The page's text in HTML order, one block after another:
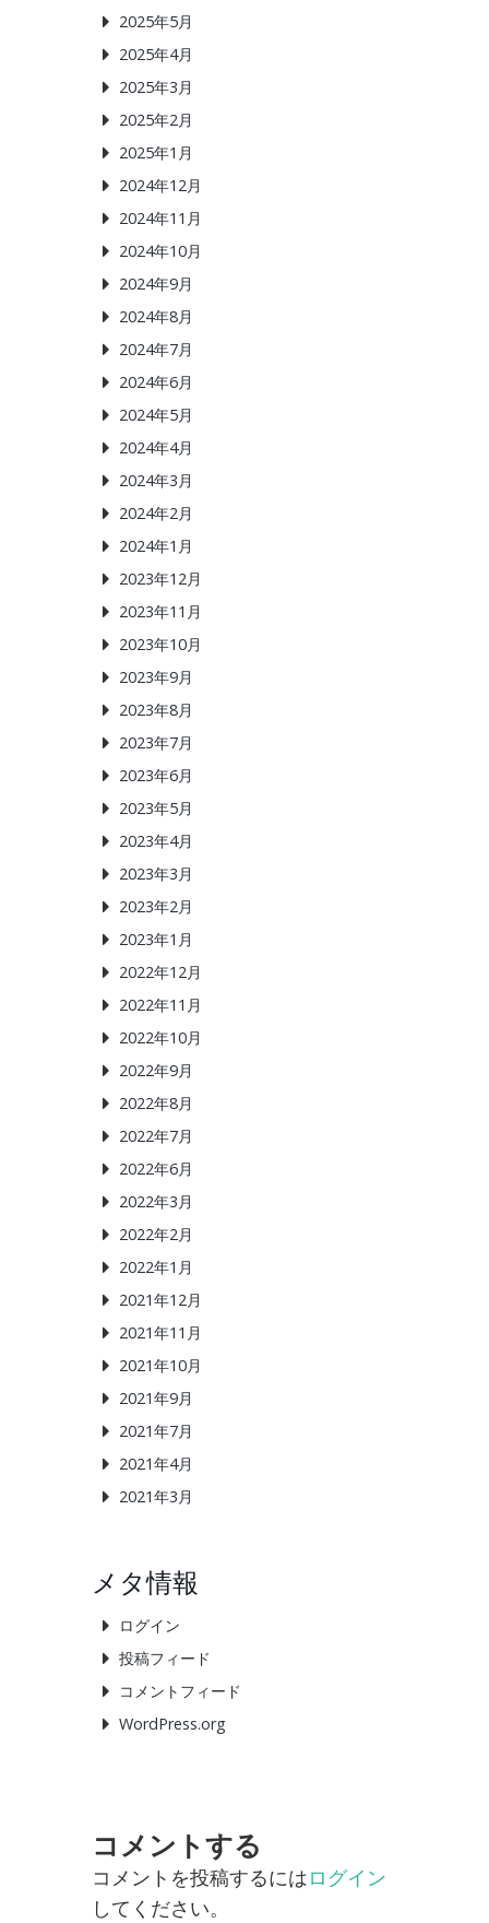
2025年5月
2025年4月
2025年3月
2025年2月
2025年1月
2024年12月
2024年11月
2024年10月
2024年9月
2024年8月
2024年7月
2024年6月
2024年5月
2024年4月
2024年3月
2024年2月
2024年1月
2023年12月
2023年11月
2023年10月
2023年9月
2023年8月
2023年7月
2023年6月
2023年5月
2023年4月
2023年3月
2023年2月
2023年1月
2022年12月
2022年11月
2022年10月
2022年9月
2022年8月
2022年7月
2022年6月
2022年3月
2022年2月
2022年1月
2021年12月
2021年11月
2021年10月
2021年9月
2021年7月
2021年4月
2021年3月
メタ情報
ログイン
投稿フィード
コメントフィード
WordPress.org
コメントする
コメントを投稿するにはログイン
してください。